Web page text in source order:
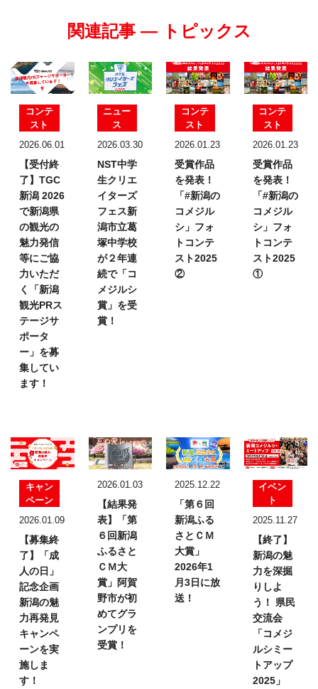
関連記事 — トピックス
コンテ
スト
2026.06.01
【受付終
了】TGC
新潟 2026
で新潟県
の観光の
魅力発信
等にご協
力いただ
く「新潟
観光PRス
テージサ
ポータ
ー」を募
集してい
ます！
ニュー
ス
2026.03.30
NST中学
生クリエ
イターズ
フェス新
潟市立葛
塚中学校
が２年連
続で「コ
メジルシ
賞」を受
賞！
コンテ
スト
2026.01.23
受賞作品
を発表！
「#新潟の
コメジル
シ」フォ
トコンテ
スト2025
②
コンテ
スト
2026.01.23
受賞作品
を発表！
「#新潟の
コメジル
シ」フォ
トコンテ
スト2025
①
キャン
ペーン
2026.01.09
【募集終
了】「成
人の日」
記念企画
新潟の魅
力再発見
キャンペ
ーンを実
施しま
す！
2026.01.03
【結果発
表】
「第
６回新潟
ふるさと
ＣＭ大
賞」 阿賀
野市が初
めてグラ
ンプリを
受賞！
2025.12.22
「第６回
新潟ふる
さとＣＭ
大賞」
2026年1
月3日に放
送！
イベン
ト
2025.11.27
【終了】
新潟の魅
力を深掘
りしよ
う！
県民
交流会
「コメジ
ルシミー
トアップ
2025」